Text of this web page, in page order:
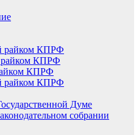
райком КПРФ
райком КПРФ
КПРФ
райком КПРФ
Думе
собрании